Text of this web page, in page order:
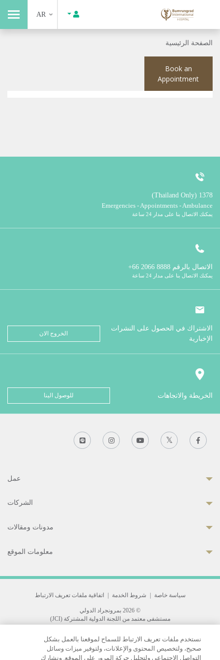
AR
الصفحة الرئيسية
Book an
Appointment
1378 (Thailand Only)
Emergencies - Appointments - Ambulance
يمكنك الاتصال بنا على مدار 24 ساعة
الاتصال بالرقم
يمكنك الاتصال بنا على مدار 24 ساعة
الاشتراك في الحصول على النشرات
الإخبارية
الخروج الان
الخريطة والاتجاهات للوصول الينا
عمل
الشركات
مدونات ومقالات
معلومات الموقع
سياسة خاصة شروط الخدمة اتفاقية ملفات تعريف الارتباط
© 2026 بمرونجراد الدولي
مستشفى معتمد من اللجنة الدولية المشتركة (JCI)
33 Sukhumvit 3, Wattana, Bangkok 10110 Thailand.
All rights reserved.
نستخدم ملفات تعريف الارتباط للسماح لموقعنا بالعمل بشكل
صحيح، ولتخصيص المحتوى والإعلانات، ولتوفير ميزات وسائل
التواصل الاجتماعي ولتحليل حركة المرور على الموقع. ونشارك